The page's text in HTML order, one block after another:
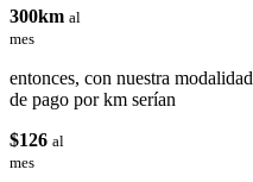
300km al
mes
entonces, con nuestra modalidad
de pago por km serían
$126 al
mes